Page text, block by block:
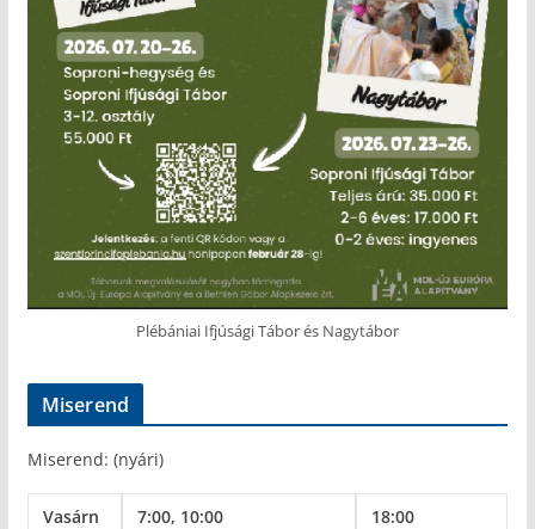
Plébániai Ifjúsági Tábor és Nagytábor
Miserend
Miserend: (nyári)
Vasárn
7:00, 10:00 18:00